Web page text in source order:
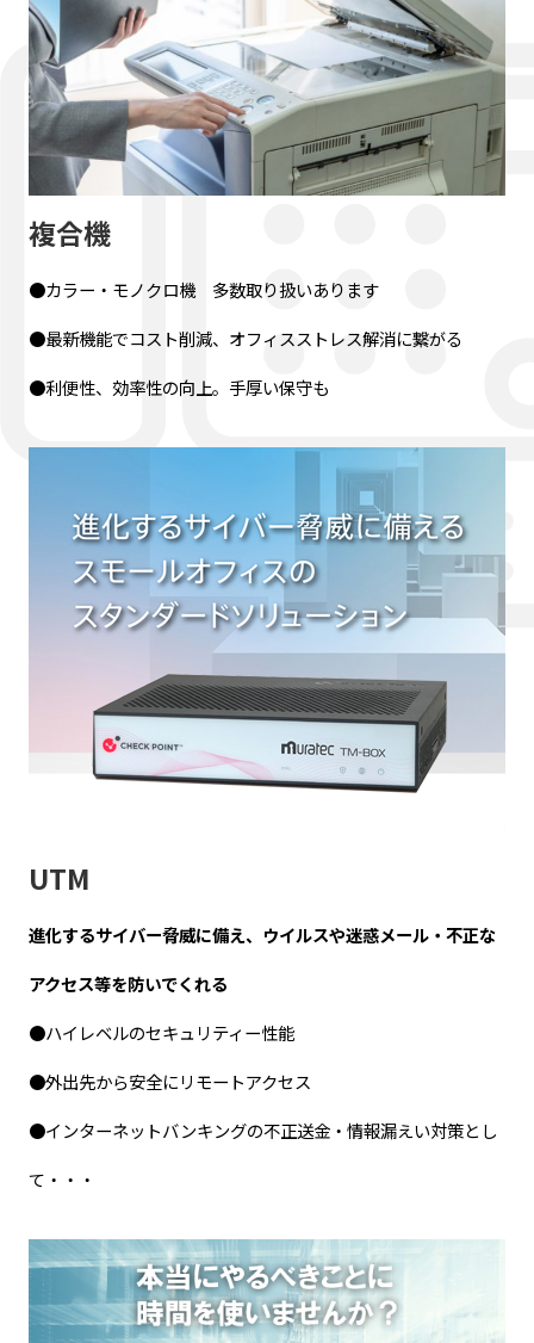
複合機
●カラー・モノクロ機 多数取り扱いあります
●最新機能でコスト削減、オフィスストレス解消に繋がる
●利便性、効率性の向上。手厚い保守も
UTM
進化するサイバー脅威に備え、ウイルスや迷惑メール・不正な
アクセス等を防いでくれる
●ハイレベルのセキュリティー性能
●外出先から安全にリモートアクセス
●インターネットバンキングの不正送金・情報漏えい対策とし
て・・・